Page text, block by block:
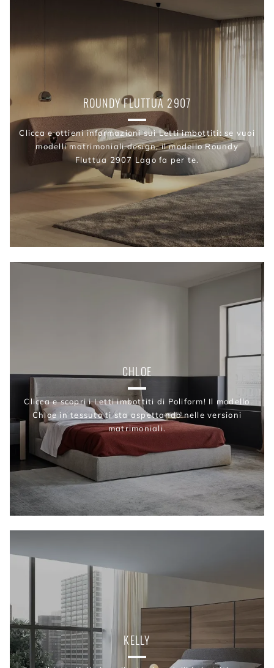
ROUNDY FLUTTUA 2907
Clicca e ottieni informazioni sui Letti imbottiti: se vuoi
modelli matrimoniali design, il modello Roundy
Fluttua 2907 Lago fa per te.
CHLOE
Clicca e scopri i Letti imbottiti di Poliform! Il modello
Chloe in tessuto ti sta aspettando nelle versioni
matrimoniali.
KELLY